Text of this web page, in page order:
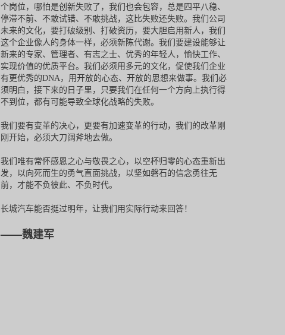
个岗位，哪怕是创新失败了，我们也会包容，总是四平八稳、
停滞不前、不敢试错、不敢挑战，这比失败还失败。我们公司
未来的文化，要打破级别、打破资历，要大胆启用新人，我们
这个企业像人的身体一样，必须新陈代谢。我们要建设能够让
新来的专家、管理者、有志之士、优秀的年轻人，愉快工作、
实现价值的优质平台。我们必须用多元的文化，促使我们企业
有更优秀的DNA，用开放的心态、开放的思想来做事。我们必
须明白，接下来的日子里，只要我们在任何一个方向上执行得
不到位，都有可能导致全球化战略的失败。
我们要有变革的决心，更要有加速变革的行动，我们的改革刚
刚开始，必须大刀阔斧地去做。
我们唯有常怀感恩之心与敬畏之心，以空杯归零的心态重新出
发，以向死而生的勇气直面挑战，以坚如磐石的信念勇往无
前，才能不负彼此、不负时代。
长城汽车能否挺过明年，让我们用实际行动来回答！
——魏建军